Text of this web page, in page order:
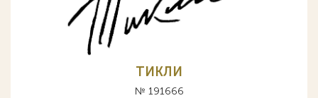
ТИКЛИ
№ 191666